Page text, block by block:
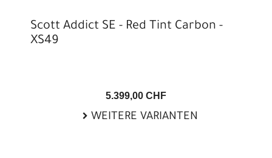
Scott Addict SE - Red Tint Carbon -
XS49
5.399,00 CHF
WEITERE VARIANTEN